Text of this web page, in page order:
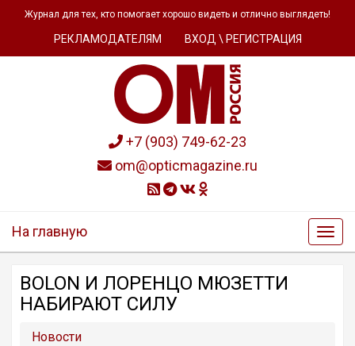
Журнал для тех, кто помогает хорошо видеть и отлично выглядеть!
РЕКЛАМОДАТЕЛЯМ ВХОД \ РЕГИСТРАЦИЯ
+7 (903) 749-62-23
om@opticmagazine.ru
На главную
BOLON И ЛОРЕНЦО МЮЗЕТТИ
НАБИРАЮТ СИЛУ
Новости